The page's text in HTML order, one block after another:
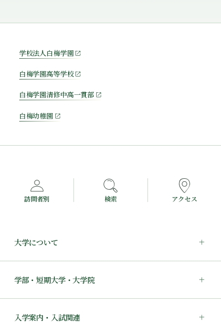
学校法人白梅学園
白梅学園高等学校
白梅学園清修中高一貫部
白梅幼稚園
訪問者別 検索 アクセス
大学について
学部・短期大学・大学院
入学案内・入試関連